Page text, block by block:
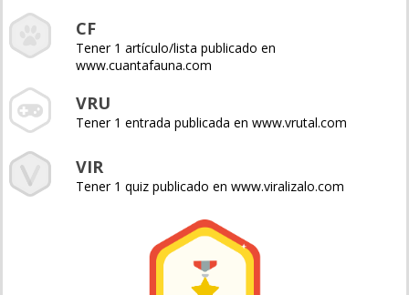
CF
Tener 1 artículo/lista publicado en
www.cuantafauna.com
VRU
Tener 1 entrada publicada en www.vrutal.com
VIR
Tener 1 quiz publicado en www.viralizalo.com